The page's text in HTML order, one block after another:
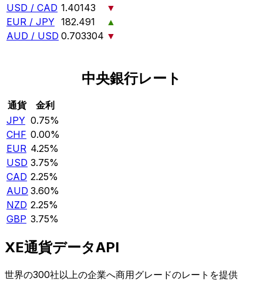
USD / CAD 1.40143
▼
EUR / JPY 182.491
▲
AUD / USD 0.703304 ▼
中央銀行レート
通貨
金利
JPY 0.75%
CHF 0.00%
EUR 4.25%
USD 3.75%
CAD 2.25%
AUD 3.60%
NZD 2.25%
GBP 3.75%
XE通貨データAPI
世界の300社以上の企業へ商用グレードのレートを提供